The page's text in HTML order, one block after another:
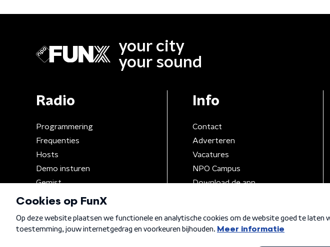
your city
your sound
Radio
Programmering
Frequenties
Hosts
Demo insturen
Gemist
Info
Contact
Adverteren
Vacatures
NPO Campus
Download de app
Algemene voorwaarden Privacybeleid